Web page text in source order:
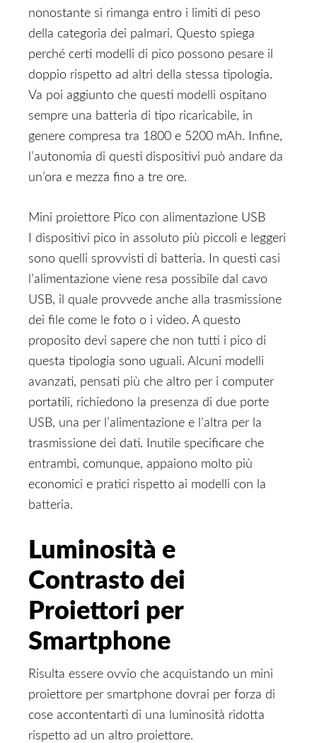
nonostante si rimanga entro i limiti di peso
della categoria dei palmari. Questo spiega
perché certi modelli di pico possono pesare il
doppio rispetto ad altri della stessa tipologia.
Va poi aggiunto che questi modelli ospitano
sempre una batteria di tipo ricaricabile, in
genere compresa tra 1800 e 5200 mAh. Infine,
l’autonomia di questi dispositivi può andare da
un’ora e mezza fino a tre ore.
Mini proiettore Pico con alimentazione USB
I dispositivi pico in assoluto più piccoli e leggeri
sono quelli sprovvisti di batteria. In questi casi
l’alimentazione viene resa possibile dal cavo
USB, il quale provvede anche alla trasmissione
dei file come le foto o i video. A questo
proposito devi sapere che non tutti i pico di
questa tipologia sono uguali. Alcuni modelli
avanzati, pensati più che altro per i computer
portatili, richiedono la presenza di due porte
USB, una per l’alimentazione e l’altra per la
trasmissione dei dati. Inutile specificare che
entrambi, comunque, appaiono molto più
economici e pratici rispetto ai modelli con la
batteria.
Luminosità e
Contrasto dei
Proiettori per
Smartphone
Risulta essere ovvio che acquistando un mini
proiettore per smartphone dovrai per forza di
cose accontentarti di una luminosità ridotta
rispetto ad un altro proiettore.